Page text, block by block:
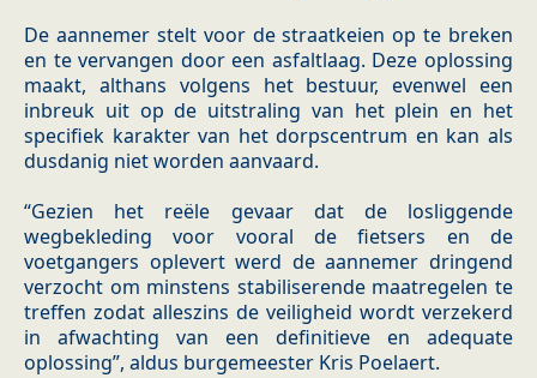
De aannemer stelt voor de straatkeien op te breken
en te vervangen door een asfaltlaag. Deze oplossing
maakt, althans volgens het bestuur, evenwel een
inbreuk uit op de uitstraling van het plein en het
specifiek karakter van het dorpscentrum en kan als
dusdanig niet worden aanvaard.
“Gezien het reële gevaar dat de losliggende
wegbekleding voor vooral de fietsers en de
voetgangers oplevert werd de aannemer dringend
verzocht om minstens stabiliserende maatregelen te
treffen zodat alleszins de veiligheid wordt verzekerd
in afwachting van een definitieve en adequate
oplossing”, aldus burgemeester Kris Poelaert.